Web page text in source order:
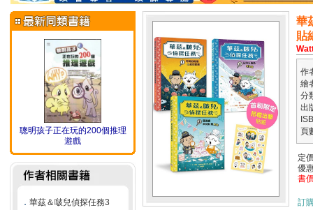
聰明孩子正在玩的200個推理
遊戲
． 華茲＆啵兒偵探任務3
華
貼
作
繪
分
出
頁
定
優
書
訂